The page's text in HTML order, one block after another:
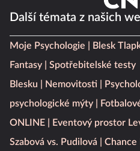
Další témata z našich
Moje Psychologie Blesk
Fantasy
Spotřebitelské testy
Blesku
Nemovitosti
psychologické mýty
ONLINE
Eventový prostor
Szabová vs. Pudilová
Chance